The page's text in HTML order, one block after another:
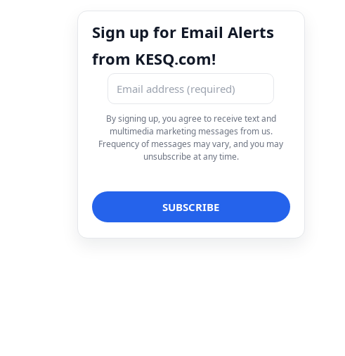
Sign up for Email Alerts
from KESQ.com!
By signing up, you agree to receive text and
multimedia marketing messages from us.
Frequency of messages may vary, and you may
unsubscribe at any time.